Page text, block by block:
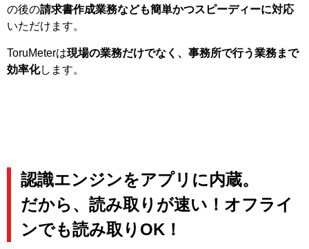
の後の請求書作成業務なども簡単かつスピーディーに対応
いただけます。
ToruMeterは現場の業務だけでなく、事務所で行う業務まで
効率化します。
認識エンジンをアプリに内蔵。
だから、読み取りが速い！オフライ
ンでも読み取りOK！